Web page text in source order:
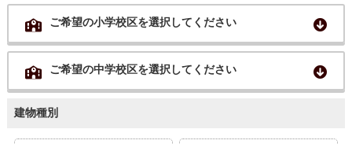
ご希望の小学校区を選択してください
ご希望の中学校区を選択してください
建物種別